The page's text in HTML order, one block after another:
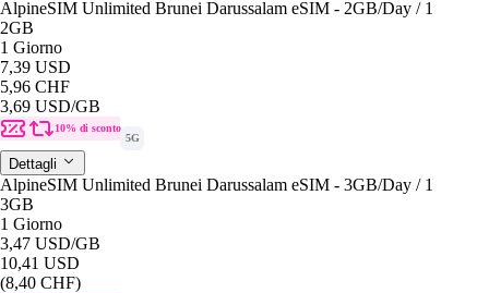
AlpineSIM Unlimited Brunei Darussalam eSIM - 2GB/Day / 1
2GB
1 Giorno
7,39 USD
5,96 CHF
3,69 USD/GB
10% di sconto
5G
Dettagli
AlpineSIM Unlimited Brunei Darussalam eSIM - 3GB/Day / 1
3GB
1 Giorno
3,47 USD/GB
10,41 USD
(8,40 CHF)